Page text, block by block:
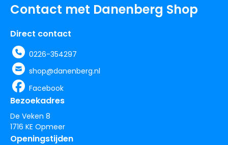
Contact met Danenberg Shop
Direct contact
0226-354297
shop@danenberg.nl
Facebook
Bezoekadres
De Veken 8
1716 KE Opmeer
Openingstijden